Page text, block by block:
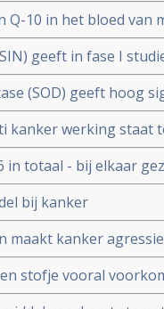
Q-10 in het bloed van
voor de
studie
geeft in fase I
waaronder
(SOD) geeft hoog
in het bekken-
patiënten met
kanker werking staat
toont aan dat
in totaal - bij elkaar
bij kanker
maakt kanker
is aan te
onderzoek
stofje vooral
van kanker